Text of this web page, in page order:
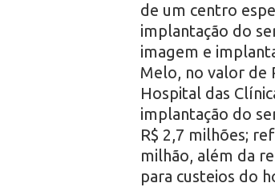
de um centro
implantação do
imagem e
Melo, no valor de
Hospital das
implantação do
R$ 2,7 milhões;
milhão, além da
para custeios do